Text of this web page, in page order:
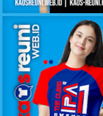
KAOS KELAS CLASS OF FIVE A